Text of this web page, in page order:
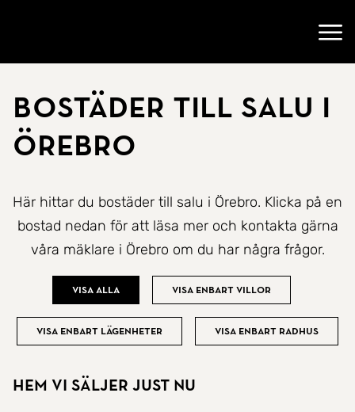
Bostäder till salu i
Örebro
Här hittar du bostäder till salu i Örebro. Klicka på en
bostad nedan för att läsa mer och kontakta gärna
våra mäklare i Örebro om du har några frågor.
Visa alla Visa enbart villor
Visa enbart lägenheter Visa enbart radhus
Hem vi säljer just nu